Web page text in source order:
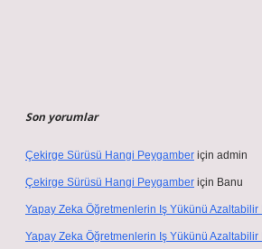
Son yorumlar
Çekirge Sürüsü Hangi Peygamber için admin
Çekirge Sürüsü Hangi Peygamber için Banu
Yapay Zeka Öğretmenlerin Iş Yükünü Azaltabilir
Yapay Zeka Öğretmenlerin Iş Yükünü Azaltabilir